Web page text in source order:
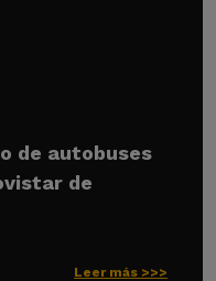
de autobuses
de
Leer más >>>